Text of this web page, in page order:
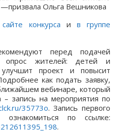
—призвала Ольга Вешникова
конкурса и в группе
перед подачей
опрос жителей: детей и
проект и повысит
как подать заявку,
вебинаре, который
– запись на мероприятия по
35773o. Запись первого
по ссылке:
.